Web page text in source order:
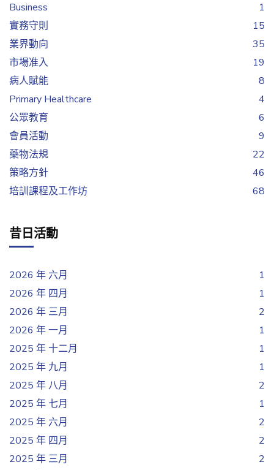
Business
1
實務守則
15
業界動向
35
市場准入
19
病人賦能
8
Primary Healthcare
4
公眾教育
6
會員活動
9
藥物法規
22
策略方針
46
培訓課程及工作坊
68
昔日活動
2026 年 六月
1
2026 年 四月
1
2026 年 三月
2
2026 年 一月
1
2025 年 十二月
1
2025 年 九月
1
2025 年 八月
2
2025 年 七月
1
2025 年 六月
2
2025 年 四月
2
2025 年 三月
2